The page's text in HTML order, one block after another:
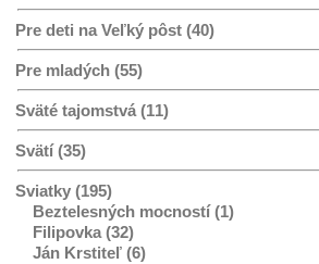
Pre deti na Veľký pôst (40)
Pre mladých (55)
Sväté tajomstvá (11)
Svätí (35)
Sviatky (195)
Beztelesných mocností (1)
Filipovka (32)
Ján Krstiteľ (6)